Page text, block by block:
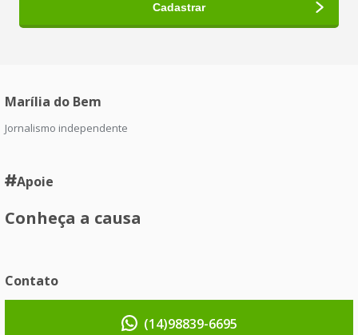
Marília do Bem
Jornalismo independente
Apoie
Conheça a causa
Contato
(14)98839-6695